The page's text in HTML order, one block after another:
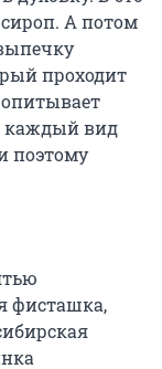
А потом
проходит
каждый вид
поэтому
фисташка,